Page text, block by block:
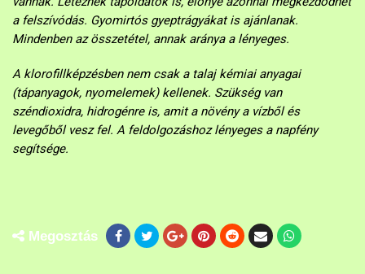
a felszívódás. Gyomirtós gyeptrágyákat is ajánlanak.
Mindenben az összetétel, annak aránya a lényeges.
A klorofillképzésben nem csak a talaj kémiai anyagai
(tápanyagok, nyomelemek) kellenek. Szükség van
széndioxidra, hidrogénre is, amit a növény a vízből és
levegőből vesz fel. A feldolgozáshoz lényeges a napfény
segítsége.
Megosztás